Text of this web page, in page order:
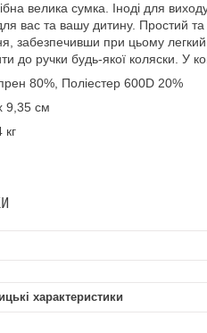
велика сумка. Іноді для
вас та вашу дитину. Простий
забезпечивши при цьому
до ручки будь-якої коляски. У
80%, Поліестер 600D 20%
9,35 см
кг
характеристики